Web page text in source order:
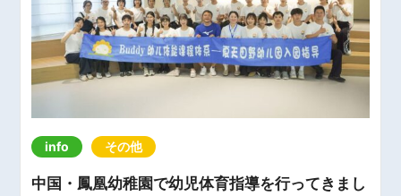
info その他
中国・鳳凰幼稚園で幼児体育指導を行ってきまし